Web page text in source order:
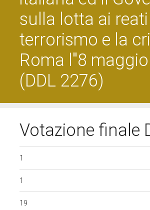
sulla lotta ai
terrorismo e la
Roma l''8
(DDL 2276)
Votazione finale
1
1
19